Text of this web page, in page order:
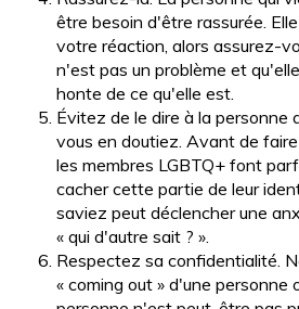
être besoin d'être rassurée.
votre réaction, alors assurez-
n'est pas un problème et
honte de ce qu'elle est.
Évitez de le dire à la personne
vous en doutiez. Avant de faire
les membres LGBTQ+ font
cacher cette partie de leur
saviez peut déclencher une
« qui d'autre sait ? ».
Respectez sa confidentialité.
« coming out » d'une personne